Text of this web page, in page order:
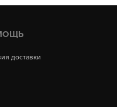
доставки